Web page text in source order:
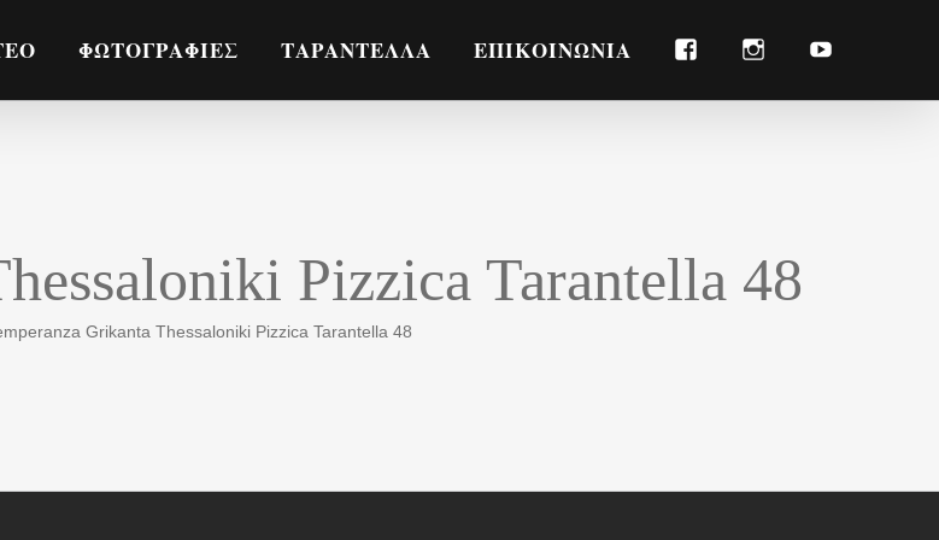
ΦΩΤΟΓΡΑΦΙΕΣ ΤΑΡΑΝΤΕΛΛΑ ΕΠΙΚΟΙΝΩΝΙΑ FACEBOOKINSTAGRAM
Pizzica Tarantella 48
Grikanta Thessaloniki Pizzica Tarantella 48